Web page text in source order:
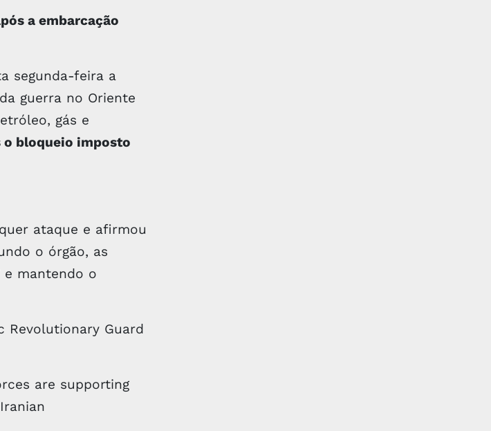
a embarcação
segunda-feira a
guerra no Oriente
gás e
o bloqueio imposto
ataque e afirmou
o órgão, as
e mantendo o
Revolutionary Guard
are supporting